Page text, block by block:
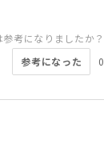
考になりましたか？
参考になった
0